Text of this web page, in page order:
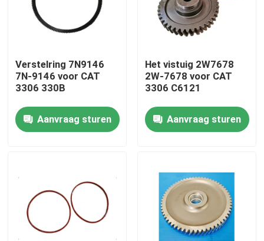
Over Ons
Kwaliteitscontrole
Neem contact met ons op
downloaden
Blog
Verstelring 7N9146
7N-9146 voor CAT
3306 330B
Aanvraag sturen
Het vistuig 2W7678
2W-7678 voor CAT
3306 C6121
Aanvraag sturen